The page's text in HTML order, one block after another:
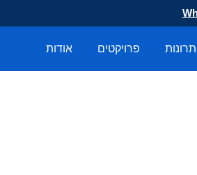
פרויקטים אודות